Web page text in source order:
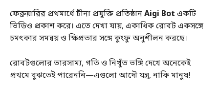
ফেব্রুয়ারির প্রথমার্ধে চীনা প্রযুক্তি প্রতিষ্ঠানAigi Bot একটি
ভিডিও প্রকাশ করে। এতে দেখা যায়, একাধিক রোবট একসঙ্গে
চমৎকার সমন্বয় ও ক্ষিপ্রতার সঙ্গে কুংফু অনুশীলন করছে।
রোবটগুলোর ভারসাম্য, গতি ও নিখুঁত ভঙ্গি দেখে অনেকেই
প্রথমে বুঝতেই পারেননি—এগুলো আদৌ যন্ত্র, নাকি মানুষ!